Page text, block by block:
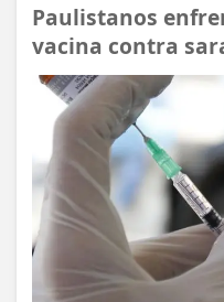
Paulistanos
vacina contra